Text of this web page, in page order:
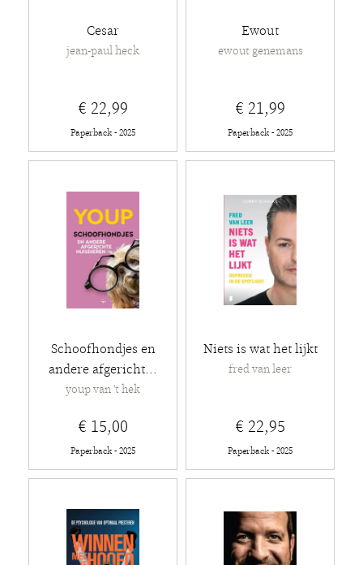
Cesar
jean-paul heck
€ 22,99
Paperback - 2025
Ewout
ewout genemans
€ 21,99
Paperback - 2025
Schoofhondjes en
andere afgericht...
youp van 't hek
€ 15,00
Paperback - 2025
Niets is wat het lijkt
fred van leer
€ 22,95
Paperback - 2025